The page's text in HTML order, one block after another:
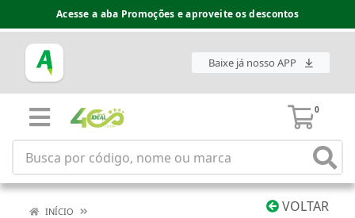
Acesse a aba Promoções e aproveite os descontos
Baixe já nosso APP
0
VOLTAR
INÍCIO